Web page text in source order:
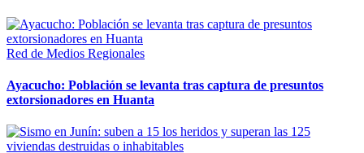
Red de Medios Regionales
Ayacucho: Población se levanta tras captura de presuntos
extorsionadores en Huanta